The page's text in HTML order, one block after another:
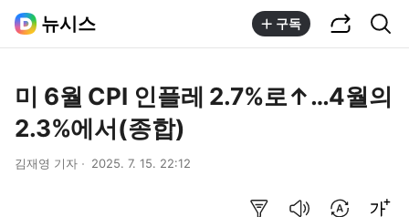
뉴시스 구독
미 6월 CPI 인플레 2.7%로↑…4월의
2.3%에서(종합)
김재영 기자 2025. 7. 15. 22:12